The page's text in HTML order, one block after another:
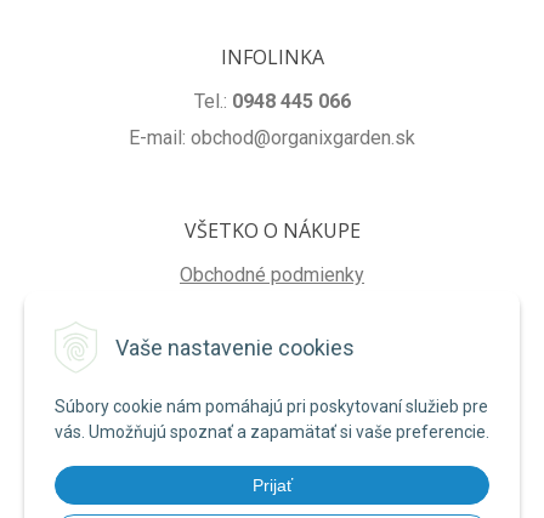
Vaše nastavenie cookies
Súbory cookie nám pomáhajú pri poskytovaní služieb pre
vás. Umožňujú spoznať a zapamätať si vaše preferencie.
Prijať
INFOLINKA
Tel.: 0948 445 066
E-mail: obchod@organixgarden.sk
VŠETKO O NÁKUPE
Obchodné podmienky
Reklamačné podmienky
NA STIAHNUTIE
Formulár na odstúpenie od zmluvy
Poučenie o uplatnení práva na odstúpenie od zmluvy